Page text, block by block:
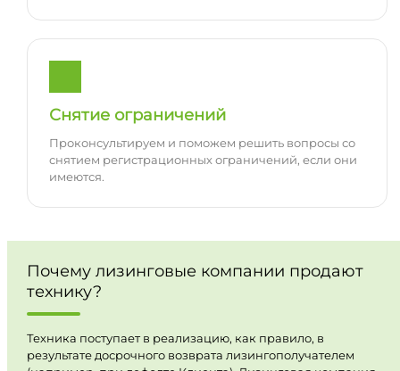
Снятие ограничений
Проконсультируем и поможем решить вопросы со
снятием регистрационных ограничений, если они
имеются.
Почему лизинговые компании продают
технику?
Техника поступает в реализацию, как правило, в
результате досрочного возврата лизингополучателем